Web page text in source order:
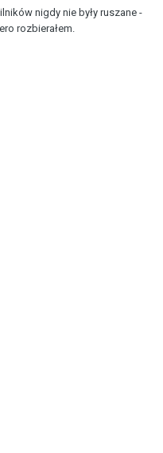
nigdy nie były ruszane -
rozbierałem.